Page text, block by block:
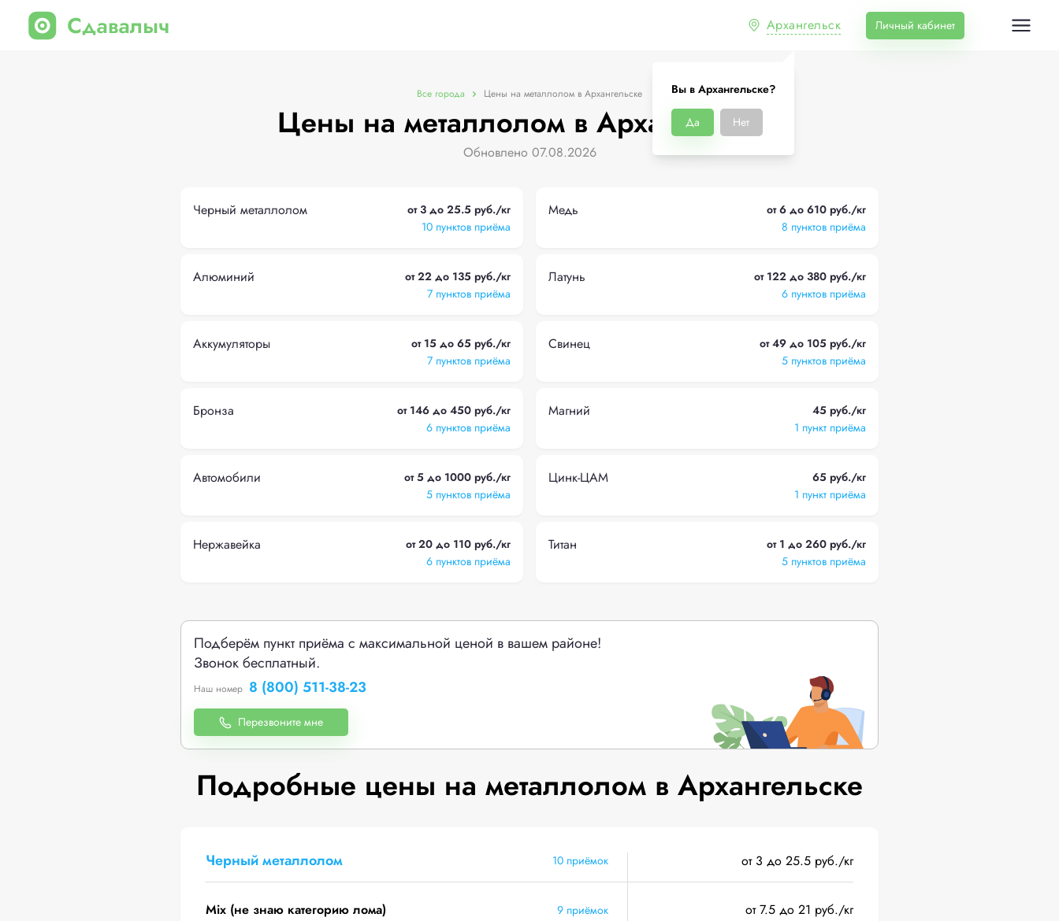
Архангельск
Вы в Архангельске?
Да Нет
Личный кабинет
Все города Цены на металлолом в Архангельске
Цены на металлолом в Архангельске
Обновлено 07.08.2026
Черный металлолом
от 3 до 25.5 руб./кг
10 пунктов приёма
Медь
от 6 до 610 руб./кг
8 пунктов приёма
Алюминий
от 22 до 135 руб./кг
7 пунктов приёма
Латунь
от 122 до 380 руб./кг
6 пунктов приёма
Аккумуляторы
от 15 до 65 руб./кг
7 пунктов приёма
Свинец
от 49 до 105 руб./кг
5 пунктов приёма
Бронза
от 146 до 450 руб./кг
6 пунктов приёма
Магний
45 руб./кг
1 пункт приёма
Автомобили
от 5 до 1000 руб./кг
5 пунктов приёма
Цинк-ЦАМ
65 руб./кг
1 пункт приёма
Нержавейка
от 20 до 110 руб./кг
6 пунктов приёма
Титан
от 1 до 260 руб./кг
5 пунктов приёма
Подберём пункт приёма с максимальной ценой в вашем районе!
Звонок бесплатный.
Наш номер 8 (800) 511-38-23
Перезвоните мне
Подробные цены на металлолом в Архангельске
Черный металлолом 10 приёмок от 3 до 25.5 руб./кг
Mix (не знаю категорию лома)
9 приёмок
от 7.5 до 21 руб./кг